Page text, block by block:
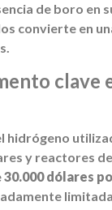
de boro en
convierte en
clave
hidrógeno
y reactores
30.000 dólares